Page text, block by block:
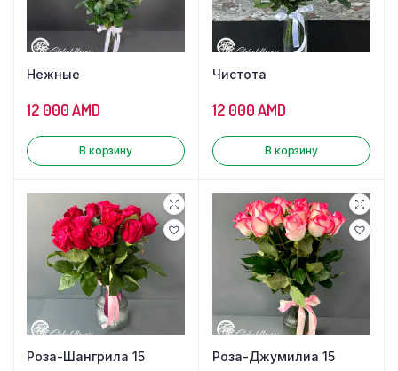
Нежные
12 000AMD
В корзину
Чистота
12 000AMD
В корзину
Роза-Шангрила 15 Роза-Джумилиа 15